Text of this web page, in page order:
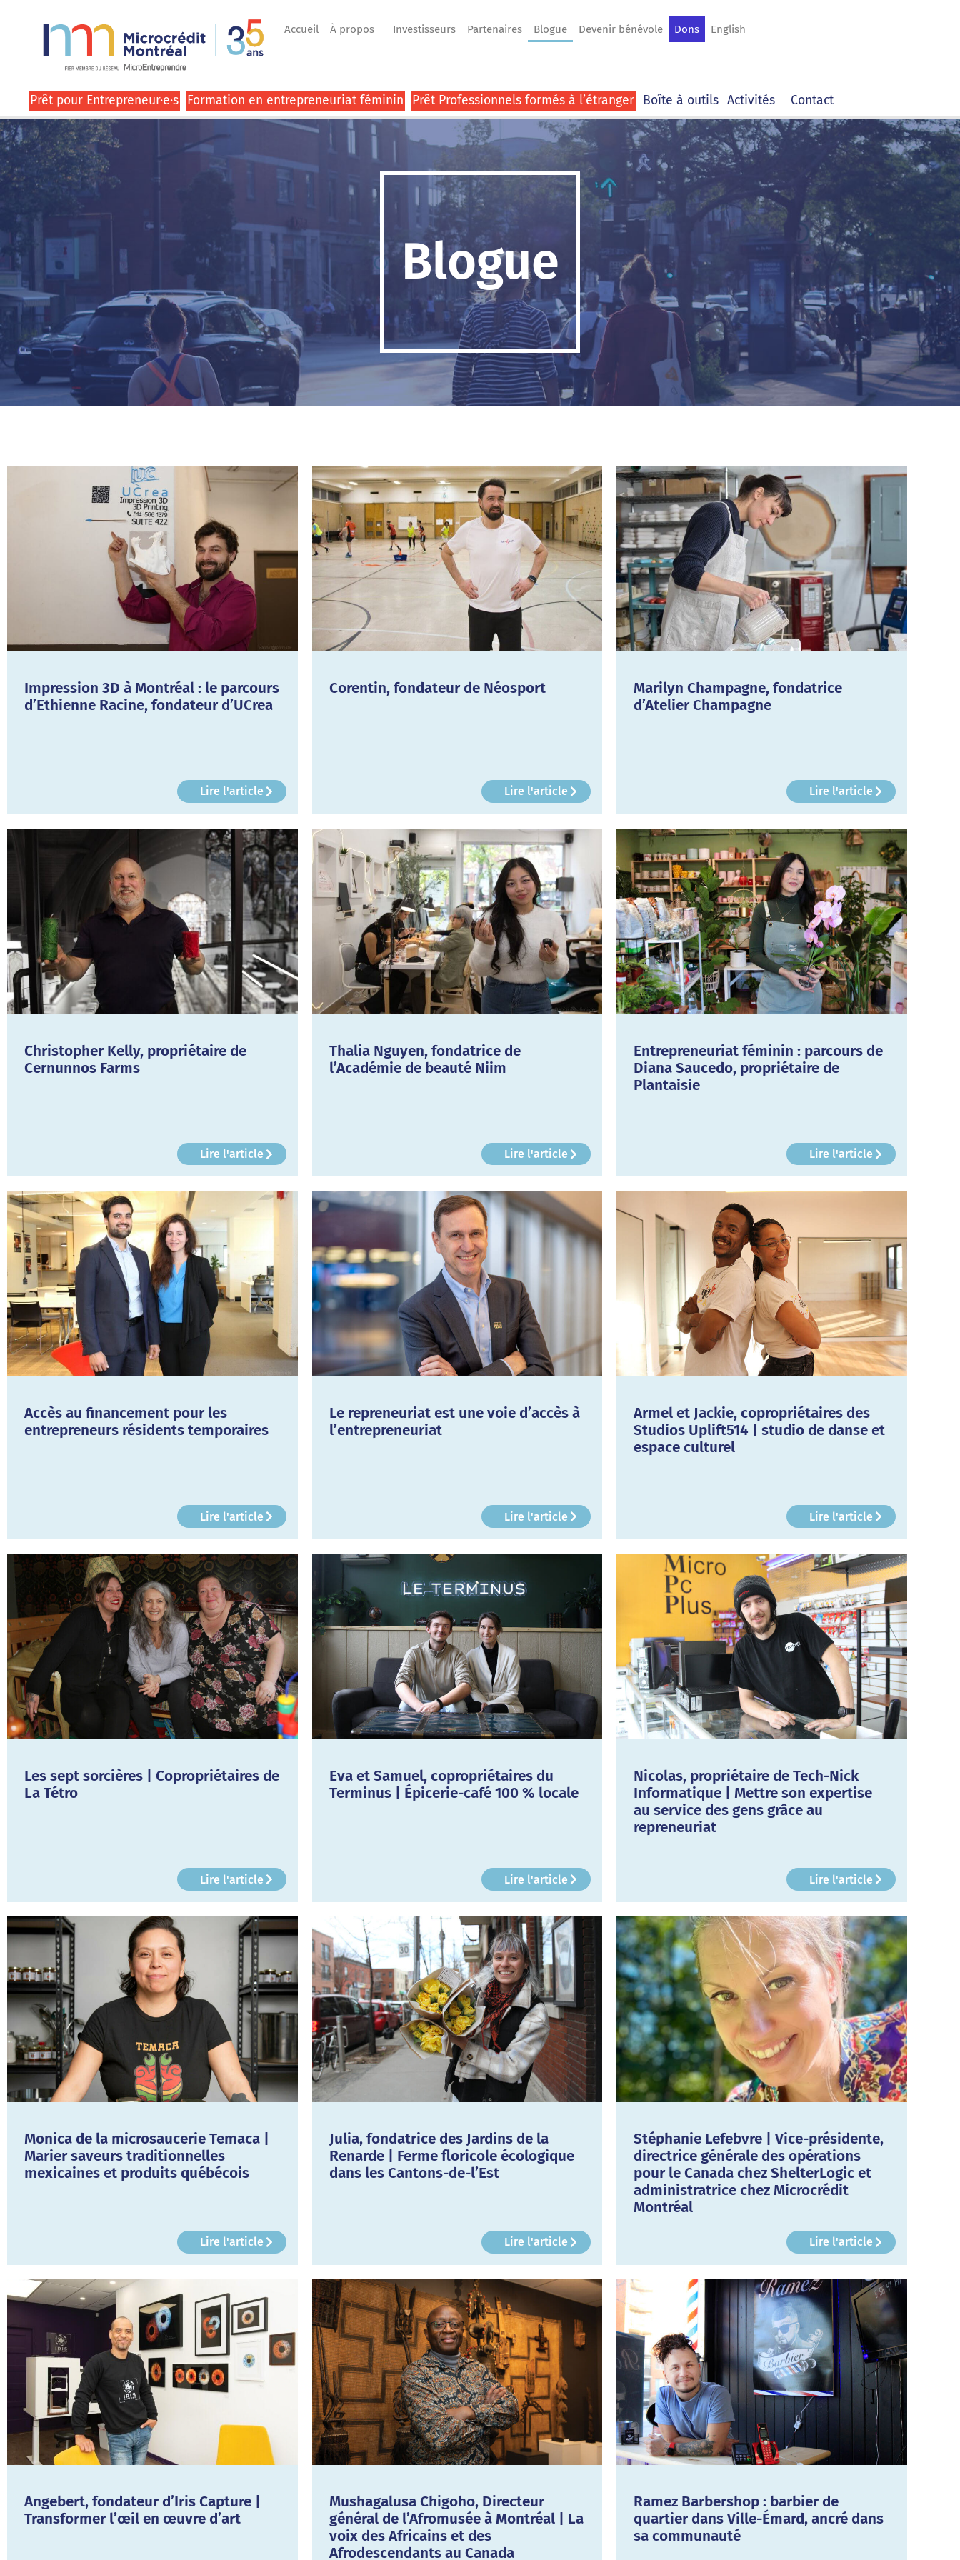
Accueil À propos Investisseurs Partenaires Blogue Devenir bénévole Dons English
Prêt pour Entrepreneur·e·s Formation en entrepreneuriat féminin Prêt Professionnels formés à l’étranger Boîte à outils Activités Contact
Blogue
Impression 3D à Montréal : le parcours
d’Ethienne Racine, fondateur d’UCrea
Lire l'article
Corentin, fondateur de Néosport
Lire l'article
Marilyn Champagne, fondatrice
d’Atelier Champagne
Lire l'article
Christopher Kelly, propriétaire de
Cernunnos Farms
Lire l'article
Thalia Nguyen, fondatrice de
l’Académie de beauté Niim
Lire l'article
Entrepreneuriat féminin : parcours de
Diana Saucedo, propriétaire de
Plantaisie
Lire l'article
Accès au financement pour les
entrepreneurs résidents temporaires
Lire l'article
Le repreneuriat est une voie d’accès à
l’entrepreneuriat
Lire l'article
Armel et Jackie, copropriétaires des
Studios Uplift514 | studio de danse et
espace culturel
Lire l'article
Les sept sorcières | Copropriétaires de
La Tétro
Lire l'article
Eva et Samuel, copropriétaires du
Terminus | Épicerie-café 100 % locale
Lire l'article
Nicolas, propriétaire de Tech-Nick
Informatique | Mettre son expertise
au service des gens grâce au
repreneuriat
Lire l'article
Monica de la microsaucerie Temaca |
Marier saveurs traditionnelles
mexicaines et produits québécois
Lire l'article
Julia, fondatrice des Jardins de la
Renarde | Ferme floricole écologique
dans les Cantons-de-l’Est
Lire l'article
Stéphanie Lefebvre | Vice-présidente,
directrice générale des opérations
pour le Canada chez ShelterLogic et
administratrice chez Microcrédit
Montréal
Lire l'article
Angebert, fondateur d’Iris Capture |
Transformer l’œil en œuvre d’art
Mushagalusa Chigoho, Directeur
général de l’Afromusée à Montréal | La
voix des Africains et des
Afrodescendants au Canada
Ramez Barbershop : barbier de
quartier dans Ville-Émard, ancré dans
sa communauté